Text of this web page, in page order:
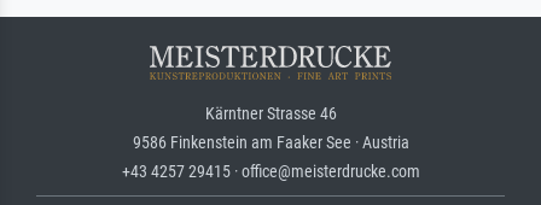
Kärntner Strasse 46
9586 Finkenstein am Faaker See · Austria
+43 4257 29415 · office@meisterdrucke.com